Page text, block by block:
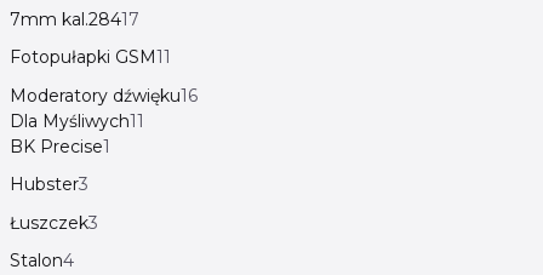
7mm kal.28417
Fotopułapki GSM11
Moderatory dźwięku16
Dla Myśliwych11
BK Precise1
Hubster3
Łuszczek3
Stalon4